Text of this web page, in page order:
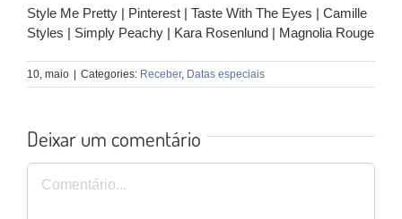
Style Me Pretty | Pinterest | Taste With The Eyes | Camille
Styles | Simply Peachy | Kara Rosenlund | Magnolia Rouge
10, maio Categories: Receber, Datas especiais
Deixar um comentário